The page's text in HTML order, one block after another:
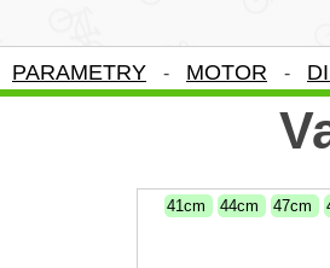
PARAMETRY - MOTOR -
41cm 44cm 47cm